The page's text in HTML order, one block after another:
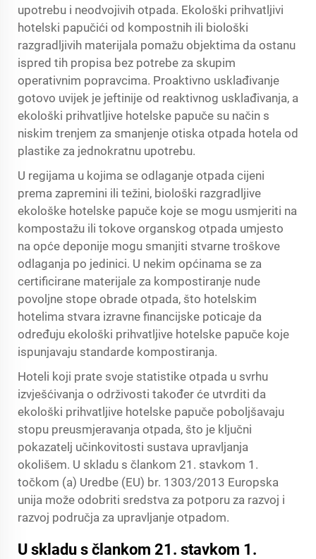
upotrebu i neodvojivih otpada. Ekološki prihvatljivi
hotelski papučići od kompostnih ili biološki
razgradljivih materijala pomažu objektima da ostanu
ispred tih propisa bez potrebe za skupim
operativnim popravcima. Proaktivno usklađivanje
gotovo uvijek je jeftinije od reaktivnog usklađivanja, a
ekološki prihvatljive hotelske papuče su način s
niskim trenjem za smanjenje otiska otpada hotela od
plastike za jednokratnu upotrebu.
U regijama u kojima se odlaganje otpada cijeni
prema zapremini ili težini, biološki razgradljive
ekološke hotelske papuče koje se mogu usmjeriti na
kompostažu ili tokove organskog otpada umjesto
na opće deponije mogu smanjiti stvarne troškove
odlaganja po jedinici. U nekim općinama se za
certificirane materijale za kompostiranje nude
povoljne stope obrade otpada, što hotelskim
hotelima stvara izravne financijske poticaje da
određuju ekološki prihvatljive hotelske papuče koje
ispunjavaju standarde kompostiranja.
Hoteli koji prate svoje statistike otpada u svrhu
izvješćivanja o održivosti također će utvrditi da
ekološki prihvatljive hotelske papuče poboljšavaju
stopu preusmjeravanja otpada, što je ključni
pokazatelj učinkovitosti sustava upravljanja
okolišem. U skladu s člankom 21. stavkom 1.
točkom (a) Uredbe (EU) br. 1303/2013 Europska
unija može odobriti sredstva za potporu za razvoj i
razvoj područja za upravljanje otpadom.
U skladu s člankom 21. stavkom 1.